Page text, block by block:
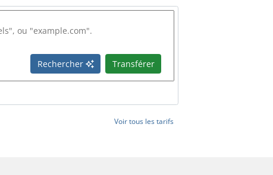
Rechercher Transférer
Voir tous les tarifs